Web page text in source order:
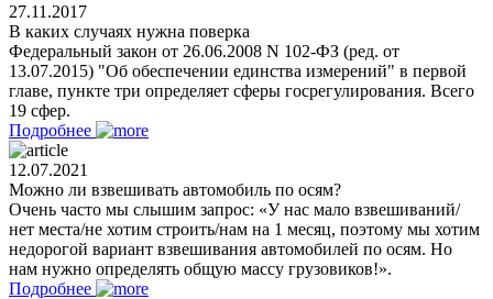
27.11.2017
В каких случаях нужна поверка
Федеральный закон от 26.06.2008 N 102-ФЗ (ред. от
13.07.2015) "Об обеспечении единства измерений" в первой
главе, пункте три определяет сферы госрегулирования. Всего
19 сфер.
Подробнее
12.07.2021
Можно ли взвешивать автомобиль по осям?
Очень часто мы слышим запрос: «У нас мало взвешиваний/
нет места/не хотим строить/нам на 1 месяц, поэтому мы хотим
недорогой вариант взвешивания автомобилей по осям. Но
нам нужно определять общую массу грузовиков!».
Подробнее